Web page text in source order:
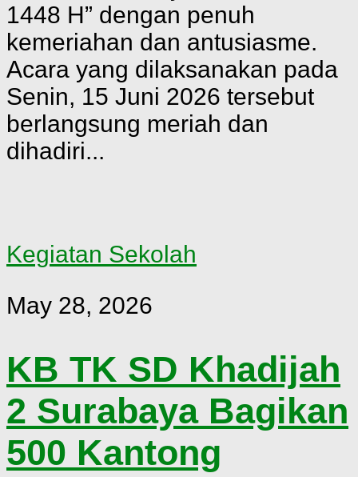
1448 H” dengan penuh
kemeriahan dan antusiasme.
Acara yang dilaksanakan pada
Senin, 15 Juni 2026 tersebut
berlangsung meriah dan
dihadiri...
Kegiatan Sekolah
May 28, 2026
KB TK SD Khadijah
2 Surabaya Bagikan
500 Kantong